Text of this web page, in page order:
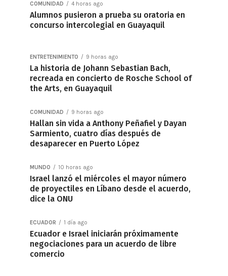
COMUNIDAD 4 horas ago
Alumnos pusieron a prueba su oratoria en
concurso intercolegial en Guayaquil
ENTRETENIMIENTO 9 horas ago
La historia de Johann Sebastian Bach,
recreada en concierto de Rosche School of
the Arts, en Guayaquil
COMUNIDAD 9 horas ago
Hallan sin vida a Anthony Peñafiel y Dayan
Sarmiento, cuatro días después de
desaparecer en Puerto López
MUNDO 10 horas ago
Israel lanzó el miércoles el mayor número
de proyectiles en Líbano desde el acuerdo,
dice la ONU
ECUADOR 1 día ago
Ecuador e Israel iniciarán próximamente
negociaciones para un acuerdo de libre
comercio